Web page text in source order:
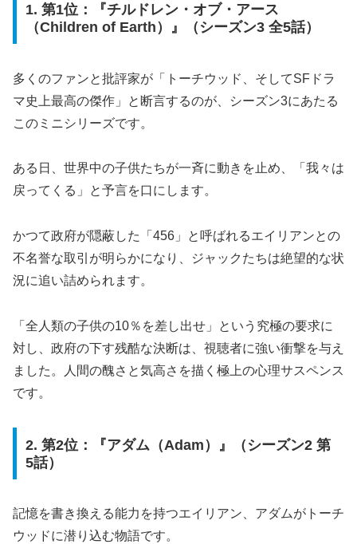
1. 第1位：『チルドレン・オブ・アース
（Children of Earth）』（シーズン3 全5話）
多くのファンと批評家が「トーチウッド、そしてSFドラ
マ史上最高の傑作」と断言するのが、シーズン3にあたる
このミニシリーズです。
ある日、世界中の子供たちが一斉に動きを止め、「我々は
戻ってくる」と予言を口にします。
かつて政府が隠蔽した「456」と呼ばれるエイリアンとの
不名誉な取引が明らかになり、ジャックたちは絶望的な状
況に追い詰められます。
「全人類の子供の10％を差し出せ」という究極の要求に
対し、政府の下す残酷な決断は、視聴者に強い衝撃を与え
ました。人間の醜さと気高さを描く極上の心理サスペンス
です。
2. 第2位：『アダム（Adam）』（シーズン2 第
5話）
記憶を書き換える能力を持つエイリアン、アダムがトーチ
ウッドに潜り込む物語です。